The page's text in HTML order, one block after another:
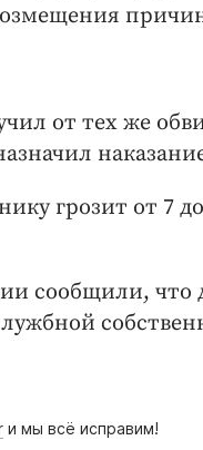
от тех же
грозит от 7
сообщили, что
и мы всё исправим!